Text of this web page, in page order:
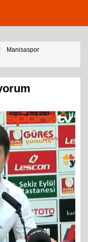
Manisaspor